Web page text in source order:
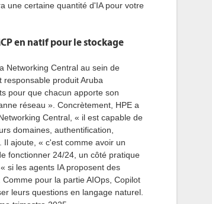
une certaine quantité d'IA pour votre
en natif pour le stockage
Networking Central au sein de
responsable produit Aruba
pour que chacun apporte son
réseau ». Concrètement, HPE a
Central, « il est capable de
domaines, authentification,
ajoute, « c'est comme avoir un
fonctionner 24/24, un côté pratique
si les agents IA proposent des
pour la partie AIOps, Copilot
leurs questions en langage naturel.